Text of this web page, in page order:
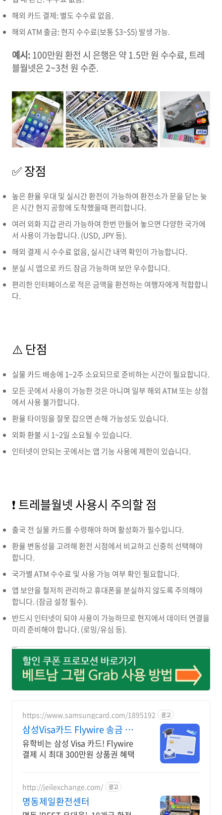
해외 카드 결제: 별도 수수료 없음.
해외 ATM 출금: 현지 수수료(보통 $3~$5) 발생 가능.
예시:100만원 환전 시 은행은 약 1.5만 원 수수료, 트레
블월넷은 2~3천 원 수준.
✅ 장점
높은 환율 우대 및 실시간 환전이 가능하여 환전소가 문을 닫는 늦
은 시간 현지 공항에 도착했을때 편리합니다.
여러 외화 지갑 관리 가능하여 한번 만들어 놓으면 다양한 국가에
서 사용이 가능합니다. (USD, JPY 등).
해외 결제 시 수수료 없음, 실시간 내역 확인이 가능합니다.
분실 시 앱으로 카드 잠금 가능하며 보안 우수합니다.
편리한 인터페이스로 적은 금액을 환전하는 여행자에게 적합합니
다.
⚠️ 단점
실물 카드 배송에 1~2주 소요되므로 준비하는 시간이 필요합니다.
모든 곳에서 사용이 가능한 것은 아니며 일부 해외 ATM 또는 상점
에서 사용 불가합니다.
환율 타이밍을 잘못 잡으면 손해 가능성도 있습니다.
외화 환불 시 1~2일 소요될 수 있습니다.
인터넷이 안되는 곳에서는 앱 기능 사용에 제한이 있습니다.
❗ 트레블월넷 사용시 주의할 점
출국 전 실물 카드를 수령해야 하며 활성화가 필수입니다.
환율 변동성을 고려해 환전 시점에서 비교하고 신중히 선택해야
합니다.
국가별 ATM 수수료 및 사용 가능 여부 확인 필요합니다.
앱 보안을 철저히 관리하고 휴대폰을 분실하지 않도록 주의해야
합니다. (잠금 설정 필수).
반드시 인터넷이 되야 사용이 가능하므로 현지에서 데이터 연결을
미리 준비해야 합니다. (로밍/유심 등).
https://www.samsungcard.com/1895192 광고
삼성Visa카드 Flywire 송금 혜
택
유학비는 삼성 Visa 카드! Flywire
결제 시 최대 300만원 상품권 혜택
http://jeilexchange.com/ 광고
명동제일환전센터